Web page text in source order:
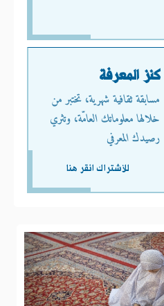
كنز المعرفة
مسابقة ثقافية شهرية، تختبر من
خلالها معلوماتك العامّة، وتثري
رصيدك المعرفي
للأشتراك انقر هنا